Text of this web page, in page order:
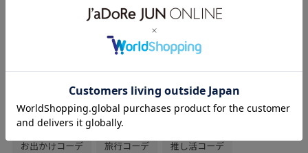
り、折り畳み傘や、ポーチなど容量も沢山
入ります☺︎とても軽く、デザインもシンプ
ルなので、カジュアルからキレイめまで幅
広いコーディネートを楽しめます☺︎
春コーデ 初夏コーデ お仕事コーデ
お出かけコーデ 旅行コーデ 推し活コーデ